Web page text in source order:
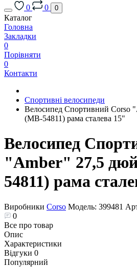
0
0 0
Каталог
Головна
Закладки
0
Порівняти
0
Контакти
Спортивні велосипеди
Велосипед Спортивний Corso
(MB-54811) рама сталева 15"
Велосипед
"Amber" 27,5
54811) рама
Виробники Corso Модель: 399481
0
Все про товар
Опис
Характеристики
Відгуки 0
Популярний